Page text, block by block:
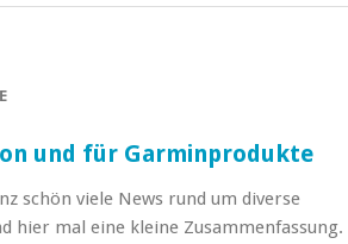
und für Garminprodukte
schön viele News rund um diverse
hier mal eine kleine Zusammenfassung.